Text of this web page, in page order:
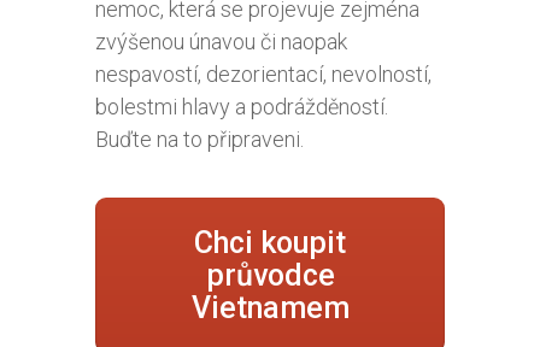
nemoc, která se projevuje zejména
zvýšenou únavou či naopak
nespavostí, dezorientací, nevolností,
bolestmi hlavy a podrážděností.
Buďte na to připraveni.
Chci koupit
průvodce
Vietnamem